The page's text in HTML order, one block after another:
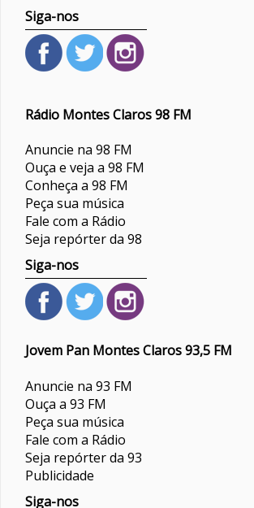
Siga-nos
Rádio Montes Claros 98 FM
Anuncie na 98 FM
Ouça e veja a 98 FM
Conheça a 98 FM
Peça sua música
Fale com a Rádio
Seja repórter da 98
Siga-nos
Jovem Pan Montes Claros 93,5 FM
Anuncie na 93 FM
Ouça a 93 FM
Peça sua música
Fale com a Rádio
Seja repórter da 93
Publicidade
Siga-nos